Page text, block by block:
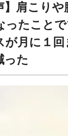
】肩こり
ったこと
が月に１
った